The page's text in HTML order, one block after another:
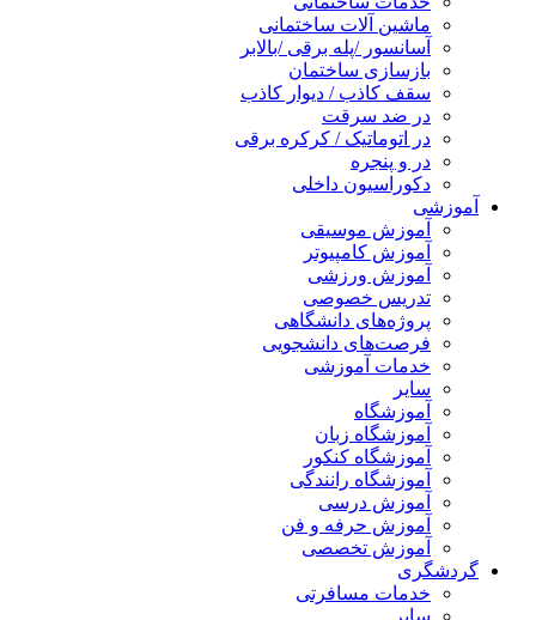
ماشین آلات ساختمانی
آسانسور /پله برقی /بالابر
بازسازی ساختمان
سقف کاذب / دیوار کاذب
در ضد سرقت
در اتوماتیک / کرکره برقی
در و پنجره
دکوراسیون داخلی
آموزشی
آموزش موسیقی
آموزش کامپیوتر
آموزش ورزشی
تدریس خصوصی
پروژه‌های دانشگاهی
فرصت‌های دانشجویی
خدمات آموزشی
سایر
آموزشگاه
آموزشگاه زبان
آموزشگاه کنکور
آموزشگاه رانندگی
آموزش درسی
آموزش حرفه و فن
آموزش تخصصی
گردشگری
خدمات مسافرتی